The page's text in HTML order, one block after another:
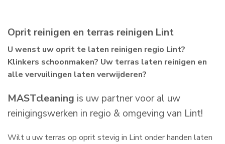
Oprit reinigen en terras reinigen Lint
U wenst uw oprit te laten reinigen regio Lint?
Klinkers schoonmaken? Uw terras laten reinigen en
alle vervuilingen laten verwijderen?
MASTcleaning is uw partner voor al uw
reinigingswerken in regio & omgeving van Lint!
Wilt u uw terras op oprit stevig in Lint onder handen laten